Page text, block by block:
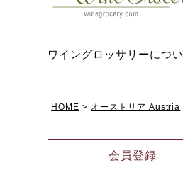
ワイングロッサリーにつ
HOME オーストリア Austria
会員登録